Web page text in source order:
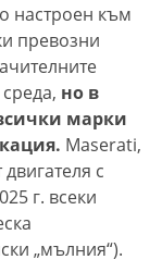
настроен към
превозни
но в
марки
Maserati,
с
г. всеки
„мълния“).